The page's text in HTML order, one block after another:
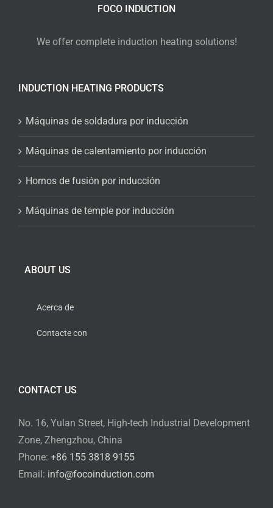
FOCO INDUCTION
We offer complete induction heating solutions!
INDUCTION HEATING PRODUCTS
Máquinas de soldadura por inducción
Máquinas de calentamiento por inducción
Hornos de fusión por inducción
Máquinas de temple por inducción
ABOUT US
Acerca de
Contacte con
CONTACT US
No. 16, Yulan Street, High-tech Industrial Development
Zone, Zhengzhou, China
Phone: +86 155 3818 9155
Email: info@focoinduction.com